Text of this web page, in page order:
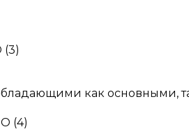
(3)
как основными,
O (4)